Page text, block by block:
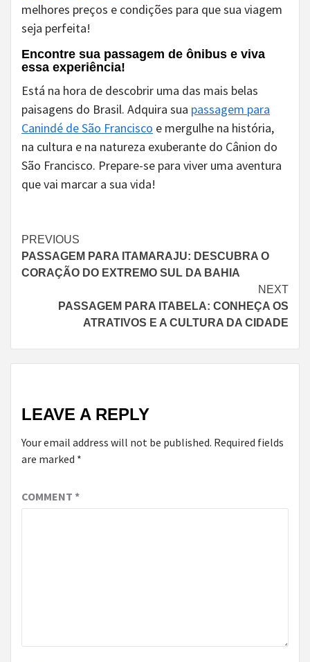
melhores preços e condições para que sua viagem
seja perfeita!
Encontre sua passagem de ônibus e viva
essa experiência!
Está na hora de descobrir uma das mais belas
paisagens do Brasil. Adquira sua passagem para
Canindé de São Francisco e mergulhe na história,
na cultura e na natureza exuberante do Cânion do
São Francisco. Prepare-se para viver uma aventura
que vai marcar a sua vida!
Continue
Reading
PREVIOUS
PASSAGEM PARA ITAMARAJU: DESCUBRA O
CORAÇÃO DO EXTREMO SUL DA BAHIA
NEXT
PASSAGEM PARA ITABELA: CONHEÇA OS
ATRATIVOS E A CULTURA DA CIDADE
LEAVE A REPLY
Your email address will not be published. Required fields
are marked *
COMMENT *